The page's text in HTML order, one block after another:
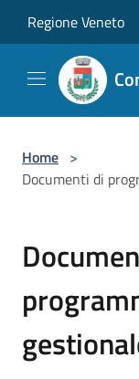
Regione Veneto
Home >
Documenti di